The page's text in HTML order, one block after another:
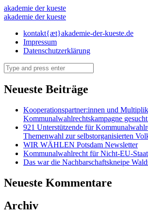
puppentheater
–
akademie
der
kueste
akademie der kueste
puppentheater
akademie
kueste
akademie der kueste
Skip
content
kontakt{æt}akademie-der-kueste.de
Impressum
Datenschutzerklärung
Search
Neueste Beiträge
Kooperationspartner:innen und
Kommunalwahlrechtskampagne
921 Unterstützende für
Themenwahl zur selbstorganisierten
WIR WÄHLEN Potsdam Newsletter
Kommunalwahlrecht für Nicht-EU-
Das war die Nachbarschaftskneipe
Neueste Kommentare
Archiv